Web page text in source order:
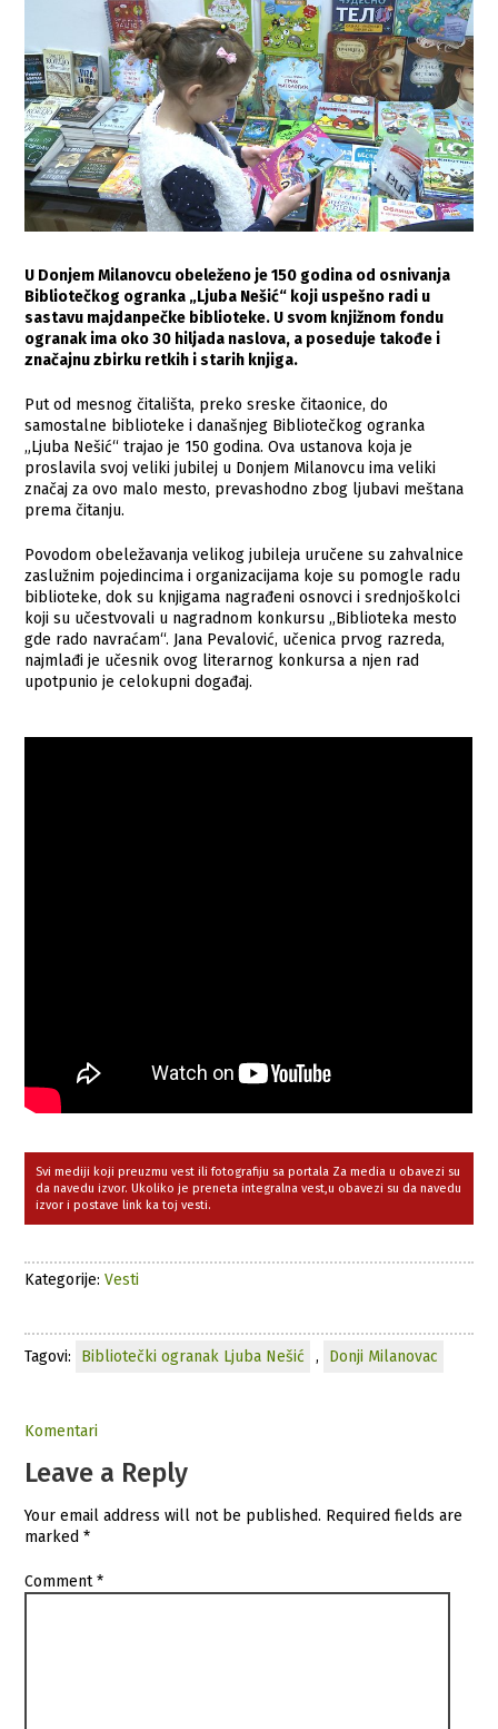
U Donjem Milanovcu obeleženo je 150 godina od osnivanja
Bibliotečkog ogranka „Ljuba Nešić“ koji uspešno radi u
sastavu majdanpečke biblioteke. U svom knjižnom fondu
ogranak ima oko 30 hiljada naslova, a poseduje takođe i
značajnu zbirku retkih i starih knjiga.
Put od mesnog čitališta, preko sreske čitaonice, do
samostalne biblioteke i današnjeg Bibliotečkog ogranka
„Ljuba Nešić“ trajao je 150 godina. Ova ustanova koja je
proslavila svoj veliki jubilej u Donjem Milanovcu ima veliki
značaj za ovo malo mesto, prevashodno zbog ljubavi meštana
prema čitanju.
Povodom obeležavanja velikog jubileja uručene su zahvalnice
zaslužnim pojedincima i organizacijama koje su pomogle radu
biblioteke, dok su knjigama nagrađeni osnovci i srednjoškolci
koji su učestvovali u nagradnom konkursu „Biblioteka mesto
gde rado navraćam“. Jana Pevalović, učenica prvog razreda,
najmlađi je učesnik ovog literarnog konkursa a njen rad
upotpunio je celokupni događaj.
Svi mediji koji preuzmu vest ili fotografiju sa portala Za media u obavezi su
da navedu izvor. Ukoliko je preneta integralna vest,u obavezi su da navedu
izvor i postave link ka toj vesti.
Kategorije:Vesti
Tagovi: Bibliotečki ogranak Ljuba Nešić , Donji Milanovac
Komentari
Leave a Reply
Your email address will not be published. Required fields are
marked*
Comment*